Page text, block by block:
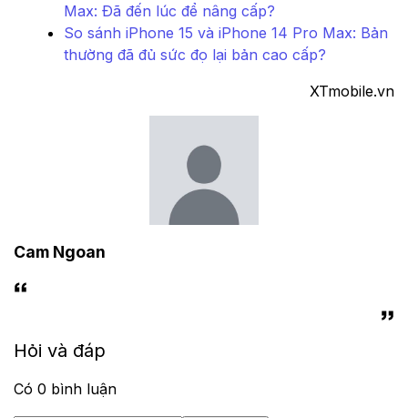
Max: Đã đến lúc để nâng cấp?
So sánh iPhone 15 và iPhone 14 Pro Max: Bản
thường đã đủ sức đọ lại bản cao cấp?
XTmobile.vn
Cam Ngoan
Hỏi và đáp
Có 0 bình luận